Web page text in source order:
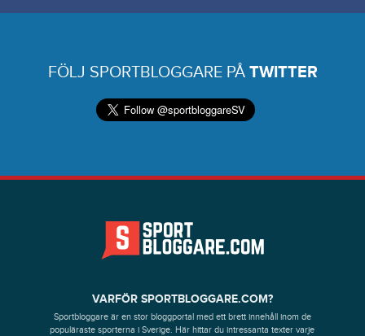
FÖLJ SPORTBLOGGARE PÅ TWITTER
VARFÖR SPORTBLOGGARE.COM?
Sportbloggare är en stor bloggportal med ett brett innehåll inom de
populäraste sporterna i Sverige. Här hittar du intressanta texter varje